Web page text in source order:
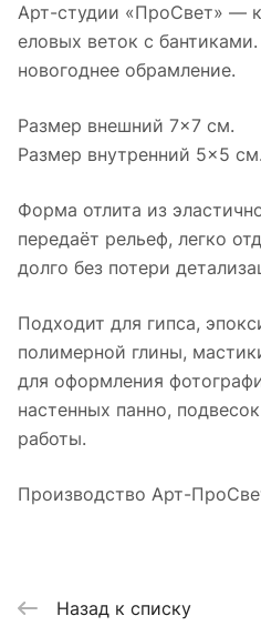
Арт-студии «ПроСвет» —
еловых веток с
новогоднее обрамление.
Размер внешний 7×7 см.
Размер внутренний 5×5 см.
Форма отлита из
передаёт рельеф, легко
долго без потери
Подходит для гипса,
полимерной глины,
для оформления
настенных панно,
работы.
Производство Арт-
Назад к списку